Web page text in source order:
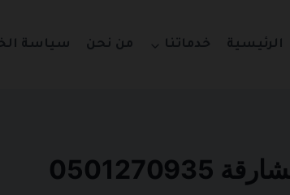
الرئيسية خدماتنا من نحن سياسة